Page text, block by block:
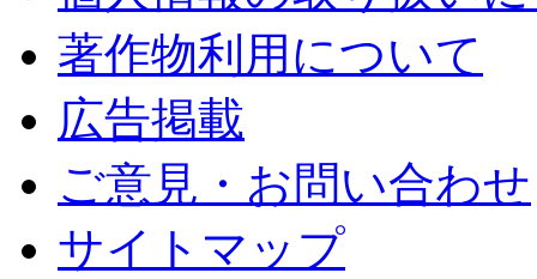
著作物利用について
広告掲載
ご意見・お問い合わせ
サイトマップ